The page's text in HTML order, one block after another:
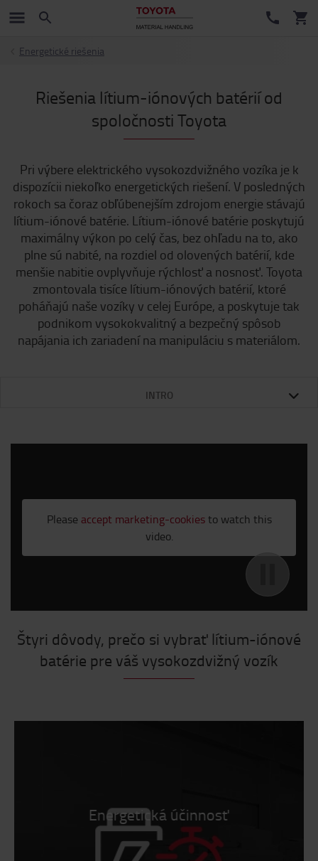
Energetické riešenia
Riešenia lítium-iónových batérií od
spoločnosti Toyota
Pri výbere elektrického vysokozdvižného vozíka je k
dispozícii niekoľko energetických riešení. V posledných
rokoch sa čoraz obľúbenejším zdrojom energie stávajú
lítium-iónové batérie. Lítium-iónové batérie poskytujú
maximálny výkon po celý čas, bez ohľadu na to, ako
plne sú nabité, na rozdiel od olovených batérií, kde
menšie nabitie ovplyvňuje rýchlosť a nosnosť. Toyota
zmontovala tisíce lítium-iónových batérií, ktoré
poháňajú naše vozíky v celej Európe, a poskytuje tak
podnikom vysokokvalitný a bezpečný spôsob
napájania ich zariadení na manipuláciu s materiálom.
INTRO
Please accept marketing-cookiesto watch this
video.
Štyri dôvody, prečo si vybrať lítium-iónové
batérie pre váš vysokozdvižný vozík
Energetická účinnosť